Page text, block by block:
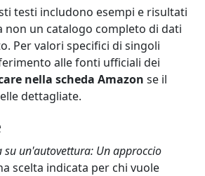
testi includono esempi e risultati
non un catalogo completo di dati
Per valori specifici di singoli
alle fonti ufficiali dei
nella scheda Amazon se il
dettagliate.
un'autovettura: Un approccio
scelta indicata per chi vuole